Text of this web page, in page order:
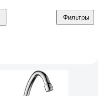
Фильтры